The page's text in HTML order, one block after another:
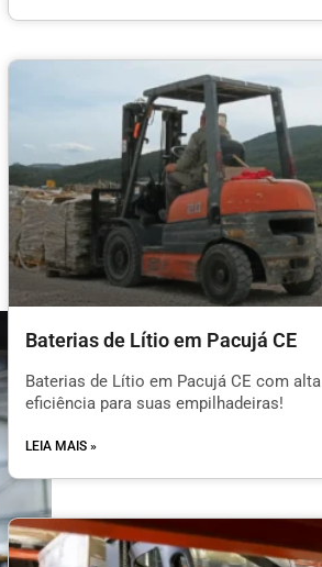
Baterias de Lítio em Pacujá CE
Baterias de Lítio em Pacujá CE com alta
eficiência para suas empilhadeiras!
LEIA MAIS »